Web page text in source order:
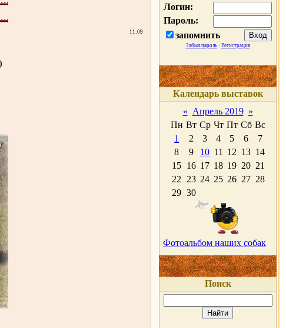
11:09
Логин:
Пароль:
запомнить
Забыл пароль· Регистрация
Календарь выставок
« Апрель 2019 »
Пн Вт Ср Чт Пт Сб Вс
1
2 3 4 5 6
7
8
9 10 11 12 13 14
15 16 17 18 19 20 21
22
23 24 25 26 27 28
29 30
Фотоальбом наших собак
Поиск